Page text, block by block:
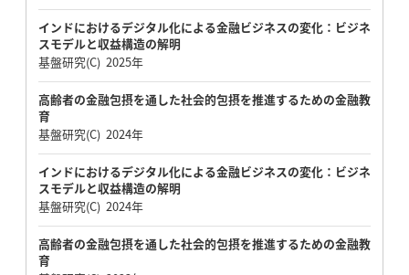
インドにおけるデジタル化による金融ビジネスの変化：ビジネ
スモデルと収益構造の解明
基盤研究(C) 2025年
高齢者の金融包摂を通した社会的包摂を推進するための金融教
育
基盤研究(C) 2024年
インドにおけるデジタル化による金融ビジネスの変化：ビジネ
スモデルと収益構造の解明
基盤研究(C) 2024年
高齢者の金融包摂を通した社会的包摂を推進するための金融教
育